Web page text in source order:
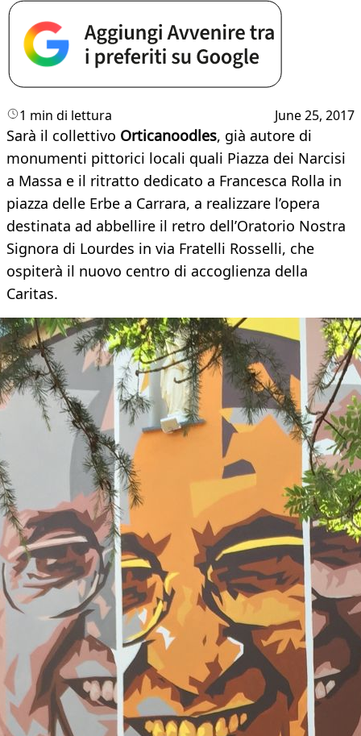
1 min di lettura June 25, 2017
Sarà il collettivo Orticanoodles, già autore di
monumenti pittorici locali quali Piazza dei Narcisi
a Massa e il ritratto dedicato a Francesca Rolla in
piazza delle Erbe a Carrara, a realizzare l’opera
destinata ad abbellire il retro dell’Oratorio Nostra
Signora di Lourdes in via Fratelli Rosselli, che
ospiterà il nuovo centro di accoglienza della
Caritas.